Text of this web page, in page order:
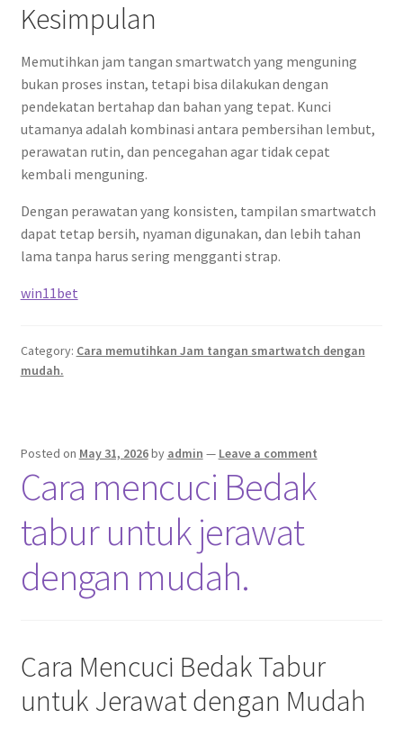
Kesimpulan
Memutihkan jam tangan smartwatch yang menguning
bukan proses instan, tetapi bisa dilakukan dengan
pendekatan bertahap dan bahan yang tepat. Kunci
utamanya adalah kombinasi antara pembersihan lembut,
perawatan rutin, dan pencegahan agar tidak cepat
kembali menguning.
Dengan perawatan yang konsisten, tampilan smartwatch
dapat tetap bersih, nyaman digunakan, dan lebih tahan
lama tanpa harus sering mengganti strap.
win11bet
Category: Cara memutihkan Jam tangan smartwatch dengan
mudah.
Posted on May 31, 2026by admin — Leave a comment
Cara mencuci Bedak
tabur untuk jerawat
dengan mudah.
Cara Mencuci Bedak Tabur
untuk Jerawat dengan Mudah